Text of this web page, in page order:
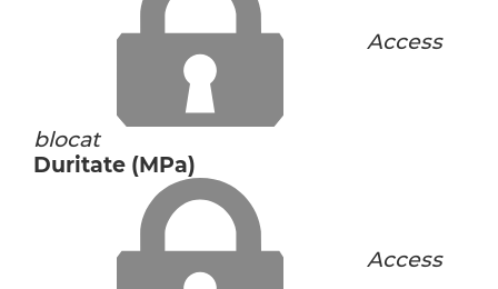
Access
blocat
Duritate (MPa)
Access